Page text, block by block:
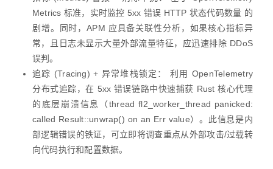
Metrics 标准，实时监控 5xx 错误 HTTP 状态代码数量 的
剧增。同时，APM 应具备关联性分析，如果核心指标异
常，且日志未显示大量外部流量特征，应迅速排除 DDoS
误判。
追踪 (Tracing) + 异常堆栈锁定： 利用 OpenTelemetry
分布式追踪，在 5xx 错误链路中快速捕获 Rust 核心代理
的底层崩溃信息（thread fl2_worker_thread panicked:
called Result::unwrap() on an Err value）。此信息是内
部逻辑错误的铁证，可立即将调查重点从外部攻击/过载转
向代码执行和配置数据。